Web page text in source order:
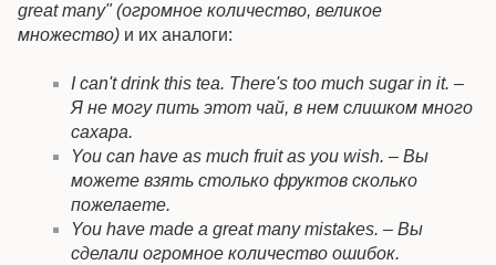
great many" (огромное количество, великое
множество) и их аналоги:
I can't drink this tea. There's too much sugar in it. –
Я не могу пить этот чай, в нем слишком много
сахара.
You can have as much fruit as you wish. – Вы
можете взять столько фруктов сколько
пожелаете.
You have made a great many mistakes. – Вы
сделали огромное количество ошибок.